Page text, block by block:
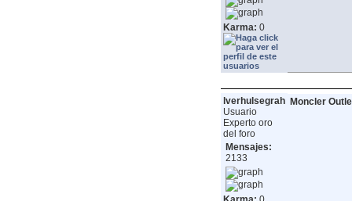
Karma: 0
lverhulsegrah
Usuario
Experto oro
del foro
Mensajes:
2133
Moncler